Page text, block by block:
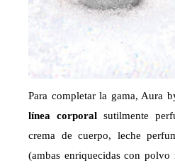
Para completar la gama, Aura
línea corporal sutilmente
crema de cuerpo, leche
(ambas enriquecidas con